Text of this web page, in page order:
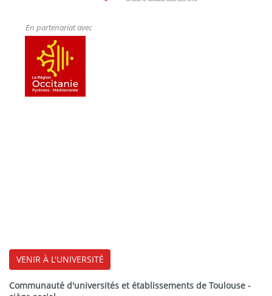
En partenariat avec
VENIR À L'UNIVERSITÉ
Communauté d'universités et établissements de Toulouse -